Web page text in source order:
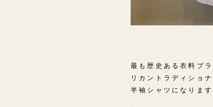
最も歴史ある衣料ブ
リカントラディショ
半袖シャツになります